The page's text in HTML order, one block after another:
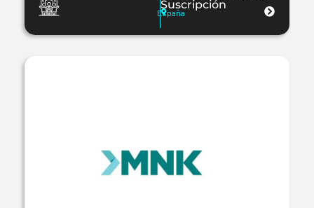
Suscripción
España